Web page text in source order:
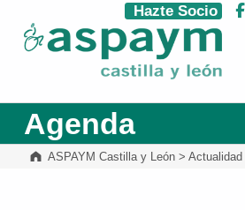
ASPAYM Castilla y León
Hazte Socio
Agenda
ASPAYM Castilla y León> Actualidad